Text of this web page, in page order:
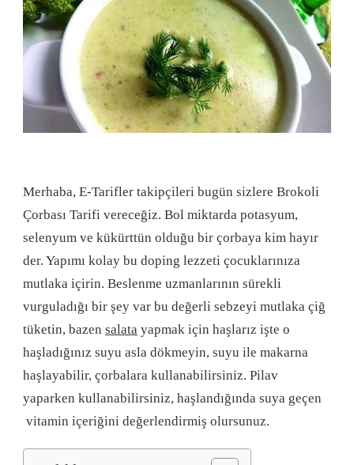
Merhaba, E-Tarifler takipçileri bugün sizlere Brokoli
Çorbası Tarifi vereceğiz. Bol miktarda potasyum,
selenyum ve kükürttün olduğu bir çorbaya kim hayır
der. Yapımı kolay bu doping lezzeti çocuklarınıza
mutlaka içirin. Beslenme uzmanlarının sürekli
vurguladığı bir şey var bu değerli sebzeyi mutlaka çiğ
tüketin, bazen salata yapmak için haşlarız işte o
haşladığınız suyu asla dökmeyin, suyu ile makarna
haşlayabilir, çorbalara kullanabilirsiniz. Pilav
yaparken kullanabilirsiniz, haşlandığında suya geçen
vitamin içeriğini değerlendirmiş olursunuz.